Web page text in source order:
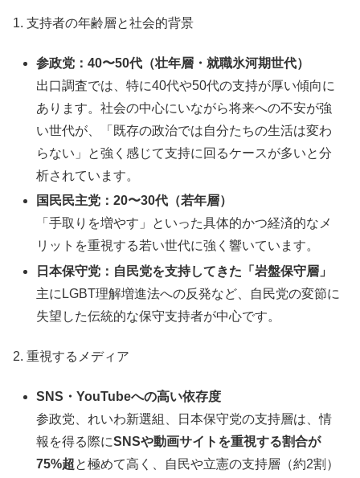
1. 支持者の年齢層と社会的背景
参政党：40〜50代（壮年層・就職氷河期世代）
出口調査では、特に40代や50代の支持が厚い傾向に
あります。社会の中心にいながら将来への不安が強
い世代が、「既存の政治では自分たちの生活は変わ
らない」と強く感じて支持に回るケースが多いと分
析されています。
国民民主党：20〜30代（若年層）
「手取りを増やす」といった具体的かつ経済的なメ
リットを重視する若い世代に強く響いています。
日本保守党：自民党を支持してきた「岩盤保守層」
主にLGBT理解増進法への反発など、自民党の変節に
失望した伝統的な保守支持者が中心です。
2. 重視するメディア
SNS・YouTubeへの高い依存度
参政党、れいわ新選組、日本保守党の支持層は、情
報を得る際にSNSや動画サイトを重視する割合が
75%超と極めて高く、自民や立憲の支持層（約2割）